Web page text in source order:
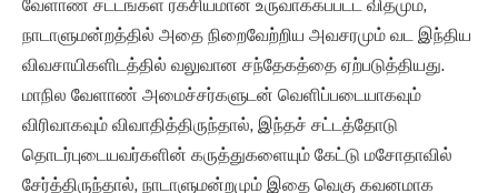
வேளாண் சட்டங்கள் ரகசியமான உருவாக்கப்பட்ட விதமும்,
நாடாளுமன்றத்தில் அதை நிறைவேற்றிய அவசரமும் வட இந்திய
விவசாயிகளிடத்தில் வலுவான சந்தேகத்தை ஏற்படுத்தியது.
மாநில வேளாண் அமைச்சர்களுடன் வெளிப்படையாகவும்
விரிவாகவும் விவாதித்திருந்தால், இந்தச் சட்டத்தோடு
தொடர்புடையவர்களின் கருத்துகளையும் கேட்டு மசோதாவில்
சேர்த்திருந்தால், நாடாளுமன்றமும் இதை வெகு கவனமாக